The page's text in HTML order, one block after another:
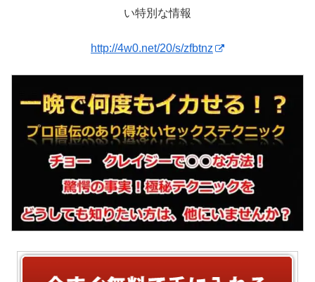
い特別な情報
http://4w0.net/20/s/zfbtnz